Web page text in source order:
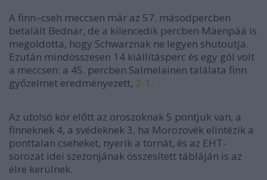
A finn–cseh meccsen már az 57. másodpercben
betalált Bednar, de a kilencedik percben Mäenpää is
megoldotta, hogy Schwarznak ne legyen shutoutja.
Ezután mindösszesen 14 kiállításperc és egy gól volt
a meccsen: a 45. percben Salmelainen találata finn
győzelmet eredményezett, 2-1 .
Az utolsó kör előtt az oroszoknak 5 pontjuk van, a
finneknek 4, a svédeknek 3, ha Morozovék elintézik a
ponttalan cseheket, nyerik a tornát, és az EHT-
sorozat idei szezonjának összesített tábláján is az
élre kerülnek.